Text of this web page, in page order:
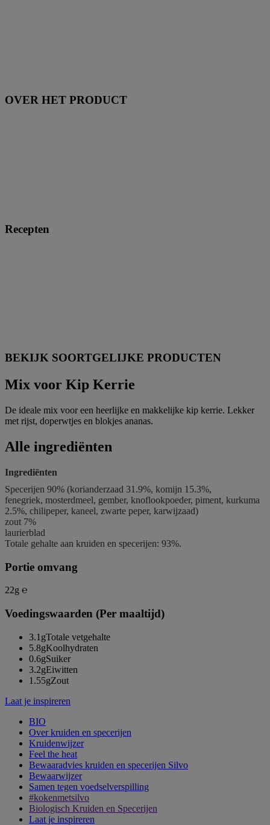
OVER HET PRODUCT
Recepten
BEKIJK SOORTGELIJKE PRODUCTEN
Mix voor Kip Kerrie
De ideale mix voor een heerlijke en makkelijke kip kerrie. Lekker
met rijst, doperwtjes en blokjes ananas.
Alle ingrediënten
Ingrediënten
Specerijen 90% (korianderzaad 31.9%, komijn 15.3%,
fenegriek, mosterdmeel, gember, knoflookpoeder, piment, kurkuma
2.5%, chilipeper, kaneel, zwarte peper, karwijzaad)
zout 7%
laurierblad
Totale gehalte aan kruiden en specerijen: 93%.
Portie omvang
22g ℮
Voedingswaarden (Per maaltijd)
3.1gTotale vetgehalte
5.8gKoolhydraten
0.6gSuiker
3.2gEiwitten
1.55gZout
Laat je inspireren
BIO
Over kruiden en specerijen
Kruidenwijzer
Feel the heat
Bewaaradvies kruiden en specerijen Silvo
Bewaarwijzer
Samen tegen voedselverspilling
#kokenmetsilvo
Biologisch Kruiden en Specerijen
Laat je inspireren